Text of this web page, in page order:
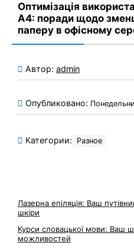
Оптимізація
А4: поради щодо
паперу в офісному
Автор: admin
Опубликовано:
Категории: Разное
Лазерна епіляція: Ваш
шкіри
Курси словацької мови: Ваш
можливостей